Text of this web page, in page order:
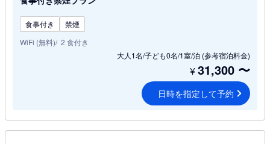
食事付き
禁煙
WiFi (無料) 2 食付き
大人1名/子ども0名/1室/泊 (参考宿泊料金)
¥31,300 〜
日時を指定して予約